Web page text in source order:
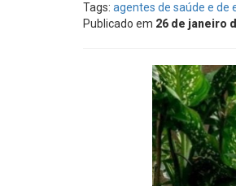
Tags: agentes de saúde e de
Publicado em 26 de janeiro